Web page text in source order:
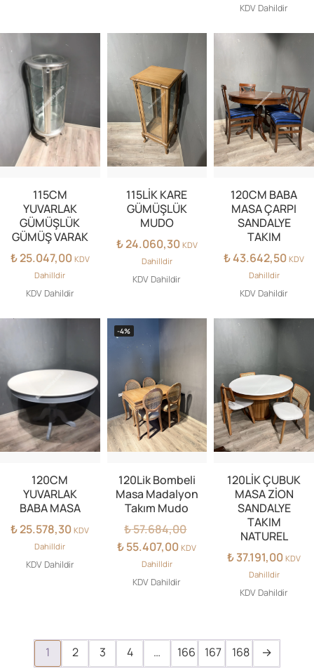
KDV Dahildir
115CM
YUVARLAK
GÜMÜŞLÜK
GÜMÜŞ VARAK
₺25.047,00 KDV
Dahilldir
KDV Dahildir
115LİK KARE
GÜMÜŞLÜK
MUDO
₺24.060,30 KDV
Dahilldir
KDV Dahildir
120CM BABA
MASA ÇARPI
SANDALYE
TAKIM
₺43.642,50 KDV
Dahilldir
KDV Dahildir
120CM
YUVARLAK
BABA MASA
₺25.578,30 KDV
Dahilldir
KDV Dahildir
-4%
120Lik Bombeli
Masa Madalyon
Takım Mudo
₺57.684,00
fiyat:
₺ 57.684,00.
₺55.407,00Şu
₺ 55.407,00.
KDV
Dahilldir
KDV Dahildir
120LİK ÇUBUK
MASA ZİON
SANDALYE
TAKIM
NATUREL
₺37.191,00 KDV
Dahilldir
KDV Dahildir
1 2 3 4 … 166 167 168 →